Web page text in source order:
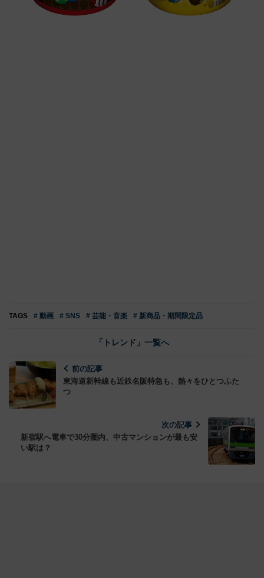
TAGS # 動画 # SNS # 芸能・音楽 # 新商品・期間限定品
「トレンド」一覧へ
前の記事
東海道新幹線も近鉄名阪特急も、熱々をひとつふた
つ
次の記事
新宿駅へ電車で30分圏内、中古マンションが最も安
い駅は？